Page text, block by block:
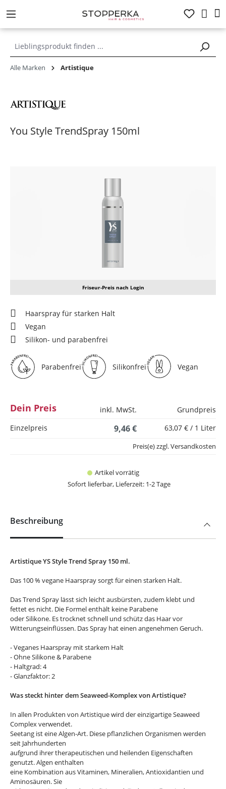
springen
Alle Marken Artistique
You Style TrendSpray 150ml
Friseur-Preis nach Login
Haarspray für starken Halt
Vegan
Silikon- und parabenfrei
Parabenfrei Silikonfrei Vegan
Dein Preis inkl. MwSt.
Grundpreis
Einzelpreis
9,46 € 63,07 € / 1 Liter
Artikel vorrätig
Sofort lieferbar, Lieferzeit: 1-2 Tage
Preis(e) zzgl. Versandkosten
Beschreibung
Artistique YS Style Trend Spray 150 ml.
Das 100 % vegane Haarspray sorgt für einen starken Halt.
Das Trend Spray lässt sich leicht ausbürsten, zudem klebt und
fettet es nicht. Die Formel enthält keine Parabene
oder Silikone. Es trocknet schnell und schütz das Haar vor
Witterungseinflüssen. Das Spray hat einen angenehmen Geruch.
- Veganes Haarspray mit starkem Halt
- Ohne Silikone & Parabene
- Haltgrad: 4
- Glanzfaktor: 2
Was steckt hinter dem Seaweed-Komplex von Artistique?
In allen Produkten von Artistique wird der einzigartige Seaweed
Complex verwendet.
Seetang ist eine Algen-Art. Diese pflanzlichen Organismen werden
seit Jahrhunderten
aufgrund ihrer therapeutischen und heilenden Eigenschaften
genutzt. Algen enthalten
eine Kombination aus Vitaminen, Mineralien, Antioxidantien und
Aminosäuren. Sie